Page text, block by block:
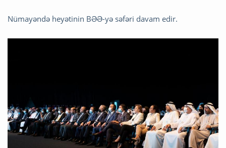
Nümayəndə heyətinin BƏƏ-yə səfəri davam edir.